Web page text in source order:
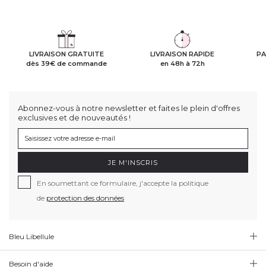
LIVRAISON GRATUITE
dès 39€ de commande
LIVRAISON RAPIDE
en 48h à 72h
Abonnez-vous à notre newsletter et faites le plein d'offres
exclusives et de nouveautés !
JE M'INSCRIS
En soumettant ce formulaire, j'accepte la politique
de protection des données
Bleu Libellule
Besoin d'aide